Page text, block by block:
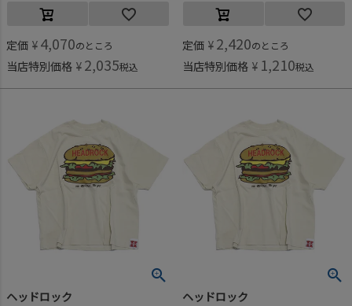
定価 ¥ 4,070のところ
当店特別価格 ¥ 2,035税込
定価 ¥ 2,420のところ
当店特別価格 ¥ 1,210税込
ヘッドロック ヘッドロック